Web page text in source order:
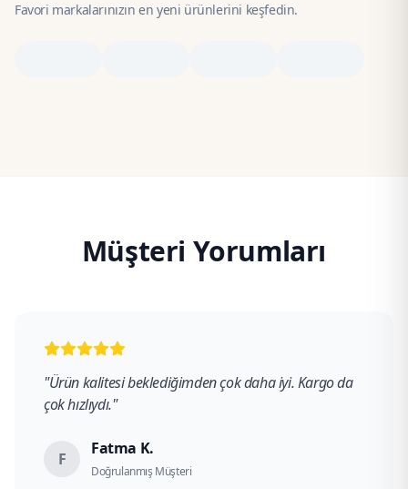
Favori markalarınızın en yeni ürünlerini keşfedin.
Müşteri Yorumları
"Ürün kalitesi beklediğimden çok daha iyi. Kargo da
çok hızlıydı."
F
Fatma K.
Doğrulanmış Müşteri